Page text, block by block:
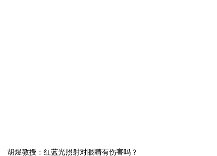
胡煜教授：红蓝光照射对眼睛有伤害吗？